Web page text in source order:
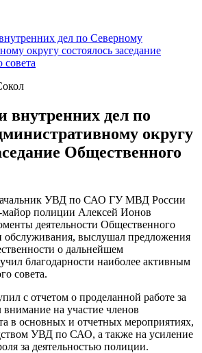
дел по Северному
округу состоялось заседание
внутренних дел по
округу
Общественного
УВД по САО ГУ МВД России
майор полиции Алексей Ионов
деятельности Общественного
обслуживания, выслушал предложения
о дальнейшем
благодарности наиболее активным
совета.
с отчетом о проделанной работе за
на участие членов
в основных и отчетных мероприятиях,
УВД по САО, а также на усиление
за деятельностью полиции.